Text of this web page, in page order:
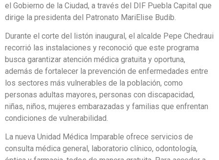
el Gobierno de la Ciudad, a través del DIF Puebla Capital que
dirige la presidenta del Patronato MariElise Budib.
Durante el corte del listón inaugural, el alcalde Pepe Chedraui
recorrió las instalaciones y reconoció que este programa
busca garantizar atención médica gratuita y oportuna,
además de fortalecer la prevención de enfermedades entre
los sectores más vulnerables de la población, como
personas adultas mayores, personas con discapacidad,
niñas, niños, mujeres embarazadas y familias que enfrentan
condiciones de vulnerabilidad.
La nueva Unidad Médica Imparable ofrece servicios de
consulta médica general, laboratorio clínico, odontología,